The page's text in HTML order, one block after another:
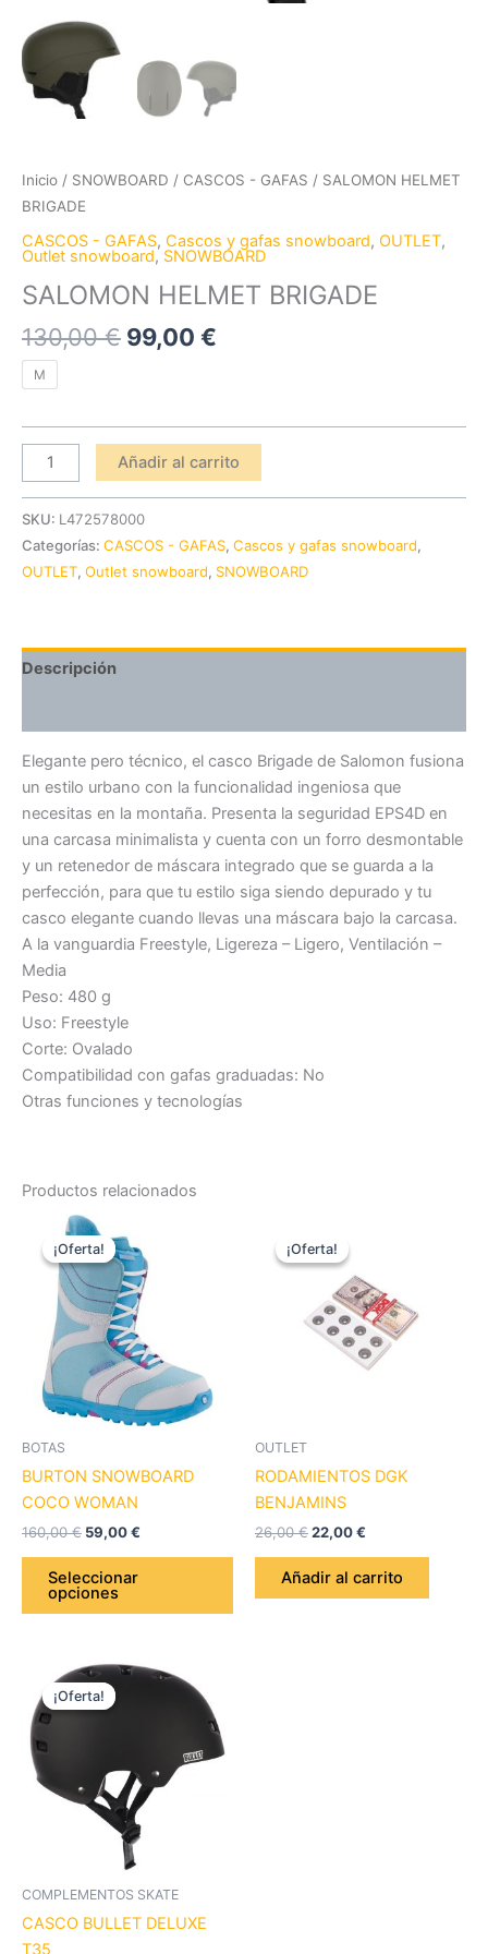
Inicio / SNOWBOARD / CASCOS - GAFAS / SALOMON HELMET
BRIGADE
CASCOS - GAFAS, Cascos y gafas snowboard, OUTLET,
Outlet snowboard, SNOWBOARD
SALOMON HELMET BRIGADE
130,00€ 99,00 €
M
Añadir al carrito
SKU: L472578000
Categorías: CASCOS - GAFAS, Cascos y gafas snowboard,
OUTLET, Outlet snowboard, SNOWBOARD
Descripción
Elegante pero técnico, el casco Brigade de Salomon fusiona
un estilo urbano con la funcionalidad ingeniosa que
necesitas en la montaña. Presenta la seguridad EPS4D en
una carcasa minimalista y cuenta con un forro desmontable
y un retenedor de máscara integrado que se guarda a la
perfección, para que tu estilo siga siendo depurado y tu
casco elegante cuando llevas una máscara bajo la carcasa.
A la vanguardia Freestyle, Ligereza – Ligero, Ventilación –
Media
Peso: 480 g
Uso: Freestyle
Corte: Ovalado
Compatibilidad con gafas graduadas: No
Otras funciones y tecnologías
Productos relacionados
¡Oferta!
¡Oferta!
BOTAS
BURTON SNOWBOARD
COCO WOMAN
160,00€
El
precio
original
era:
160,00 €.
59,00€
actual
es:
59,00 €.
Seleccionar
opciones
producto
página
¡Oferta!
¡Oferta!
OUTLET
RODAMIENTOS DGK
BENJAMINS
26,00€
precio
original
26,00 €.
22,00€
es:
22,00 €.
Añadir al carrito
¡Oferta!
¡Oferta!
COMPLEMENTOS SKATE
CASCO BULLET DELUXE
T35
El
precio
original
El